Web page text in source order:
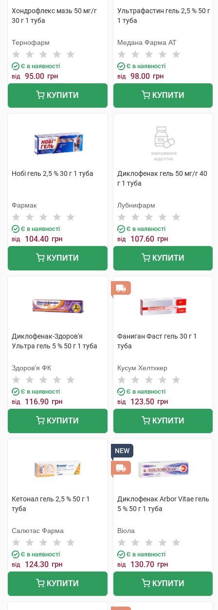
Хондрофлекс мазь 50 мг/г
30 г 1 туба
Тернофарм
Є в наявності
від 95.00 грн
КУПИТИ
Ультрафастин гель 2,5 % 50 г
1 туба
Медана Фарма АТ
Є в наявності
від 98.00 грн
КУПИТИ
Нобі гель 2,5 % 30 г 1 туба
Фармак
Є в наявності
від 104.40 грн
КУПИТИ
Диклофенак гель 50 мг/г 40
г 1 туба
Лубнифарм
Є в наявності
від 107.60 грн
КУПИТИ
Диклофенак-Здоров'я
Ультра гель 5 % 50 г 1 туба
Здоров'я ФК
Є в наявності
від 116.90 грн
КУПИТИ
Фаниган Фаст гель 30 г 1
туба
Кусум Хелтхкер
Є в наявності
від 123.50 грн
КУПИТИ
Кетонал гель 2,5 % 50 г 1
туба
Салютас Фарма
Є в наявності
від 124.30 грн
КУПИТИ
NEW
Диклофенак Arbor Vitae гель
5 % 50 г 1 туба
Віола
Є в наявності
від 130.70 грн
КУПИТИ